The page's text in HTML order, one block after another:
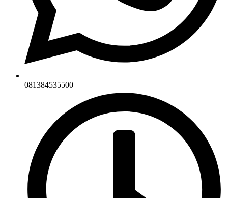
081384535500